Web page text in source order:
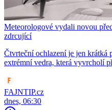
Meteorologové vydali novou
zdrcující
Čtvrteční ochlazení je jen krátká
extrémní vedra, která vyvrcholí
FAJNTIP.cz
dnes, 06:30